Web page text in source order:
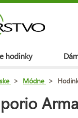
hodinky
> Módne >